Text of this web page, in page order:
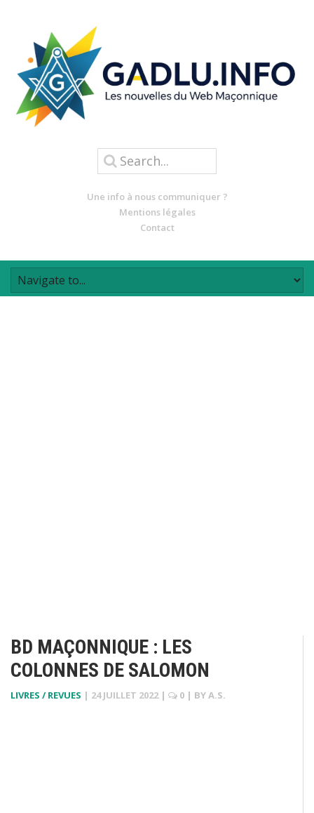
Une info à nous communiquer ?
Mentions légales
Contact
BD MAÇONNIQUE : LES
COLONNES DE SALOMON
LIVRES / REVUES | 24 JUILLET 2022 | 0 | BYA.S.